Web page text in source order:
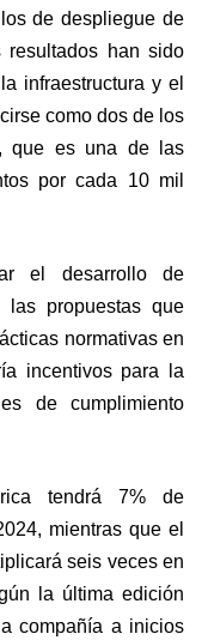
de despliegue de
resultados han sido
infraestructura y el
como dos de los
que es una de las
por cada 10 mil
el desarrollo de
las propuestas que
normativas en
incentivos para la
de cumplimiento
tendrá 7% de
mientras que el
seis veces en
la última edición
compañía a inicios